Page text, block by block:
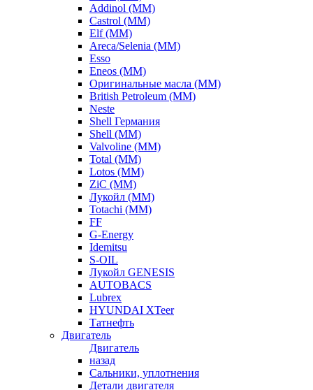
Addinol (ММ)
Castrol (ММ)
Elf (ММ)
Areca/Selenia (ММ)
Esso
Eneos (ММ)
Оригинальные масла (ММ)
British Petroleum (ММ)
Neste
Shell Германия
Shell (ММ)
Valvoline (ММ)
Total (ММ)
Lotos (ММ)
ZiC (ММ)
Лукойл (ММ)
Totachi (MM)
FF
G-Energy
Idemitsu
S-OIL
Лукойл GENESIS
AUTOBACS
Lubrex
HYUNDAI XTeer
Татнефть
Двигатель
Двигатель
назад
Сальники, уплотнения
Детали двигателя